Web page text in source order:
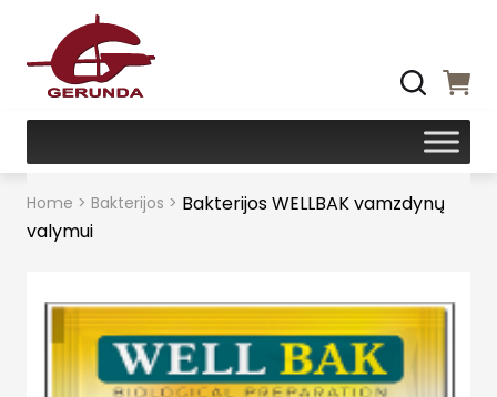
Home > Bakterijos > Bakterijos WELLBAK vamzdynų
valymui